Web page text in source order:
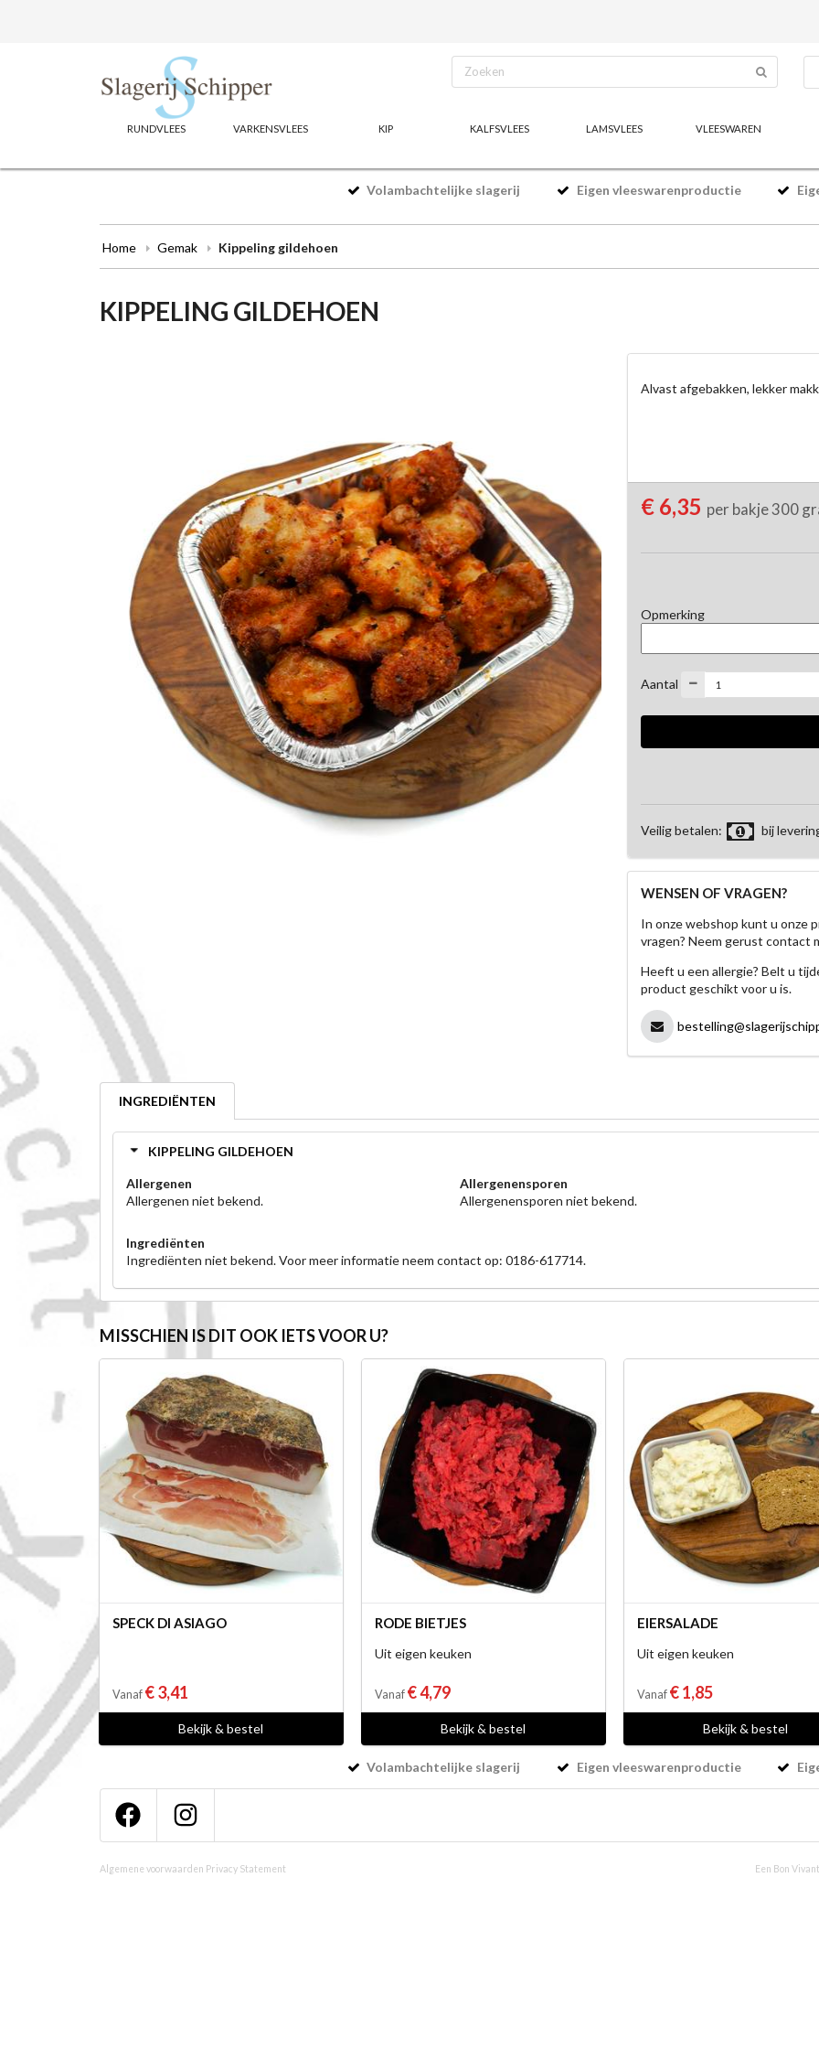
RUNDVLEES VARKENSVLEES KIP KALFSVLEES LAMSVLEES VLEESWAREN
Volambachtelijke slagerij Eigen vleeswarenproductie
Home Gemak Kippeling gildehoen
KIPPELING GILDEHOEN
Alvast afgebakken, lekker
€ 6,35 per bakje 300
Opmerking
Aantal
Veilig betalen: bij
WENSEN OF VRAGEN?
In onze webshop kunt u onze
vragen? Neem gerust contact
Heeft u een allergie? Belt u
product geschikt voor u is.
INGREDIËNTEN
KIPPELING GILDEHOEN
Allergenen
Allergenen niet bekend.
Allergenensporen
Allergenensporen niet bekend.
Ingrediënten
Ingrediënten niet bekend. Voor meer informatie neem contact op: 0186-617714.
MISSCHIEN IS DIT OOK IETS VOOR U?
SPECK DI ASIAGO
Vanaf € 3,41
Bekijk & bestel
RODE BIETJES
Uit eigen keuken
Vanaf € 4,79
Bekijk & bestel
EIERSALADE
Uit eigen keuken
Vanaf € 1,85
Bekijk & bestel
Volambachtelijke slagerij Eigen vleeswarenproductie
Algemene voorwaarden Privacy Statement Een Bon